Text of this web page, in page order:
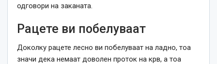
одговори на заканата.
Рацете ви побелуваат
Доколку рацете лесно ви побелуваат на ладно, тоа
значи дека немаат доволен проток на крв, а тоа